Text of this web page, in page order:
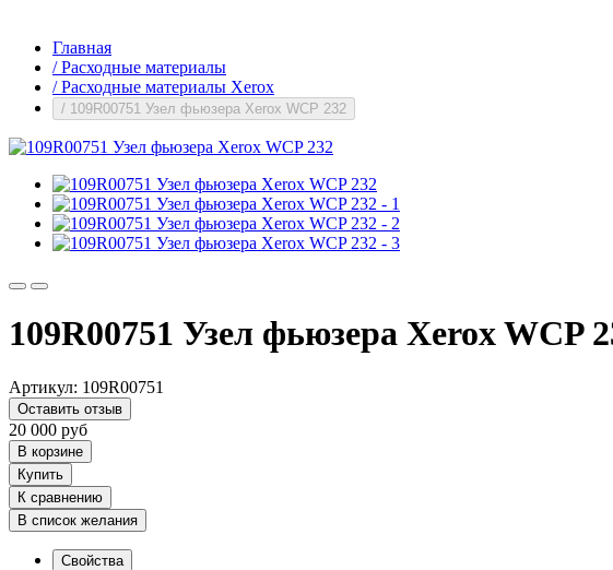
Главная
/ Расходные материалы
/ Расходные материалы Xerox
/ 109R00751 Узел фьюзера Xerox WCP 232
109R00751 Узел фьюзера Xerox WCP
Артикул: 109R00751
Оставить отзыв
20 000 руб
В корзине
Купить
К сравнению
В список желания
Свойства